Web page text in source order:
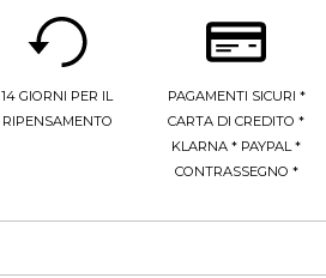
14 GIORNI PER IL
RIPENSAMENTO
PAGAMENTI SICURI *
CARTA DI CREDITO *
KLARNA * PAYPAL *
CONTRASSEGNO *